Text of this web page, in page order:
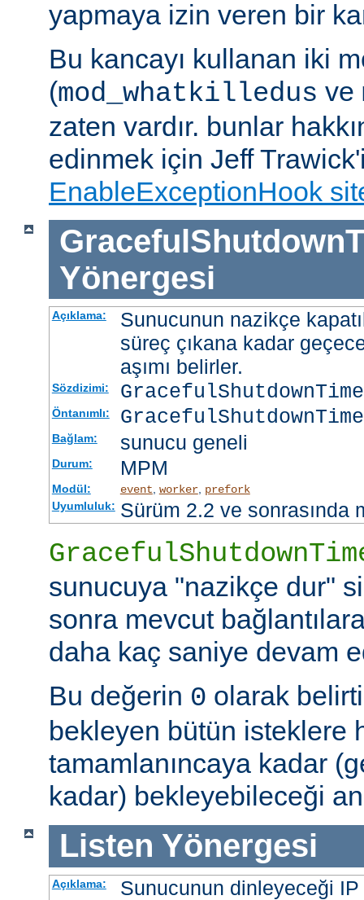
yapmaya izin veren bir
Bu kancayı kullanan iki
(mod_whatkilledus ve
zaten vardır. bunlar
edinmek için Jeff
EnableExceptionHook
Yönergesi
Açıklama:
Sunucunun nazikçe
süreç çıkana kadar
aşımı belirler.
Sözdizimi:
Öntanımlı:
Bağlam: sunucu geneli
Durum: MPM
Modül: event, worker, prefork
Uyumluluk: Sürüm 2.2 ve sonrasında
sunucuya "nazikçe dur"
sonra mevcut
daha kaç saniye devam
Bu değerin 0 olarak
bekleyen bütün isteklere
tamamlanıncaya kadar
kadar) bekleyebileceği
Listen Yönergesi
Açıklama: Sunucunun dinleyeceği